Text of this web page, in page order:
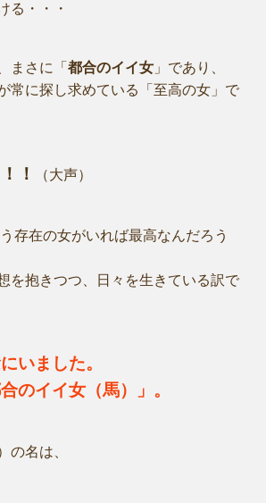
る・・・
まさに「 都合のイイ女」であり、
常に探し求めている「至高の女」で
！ （大声）
存在の女がいれば最高なんだろう
を抱きつつ、日々を生きている訳で
いました。
のイイ女（馬）」。
の名は、